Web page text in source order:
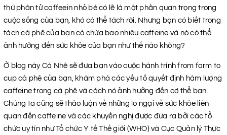
thứ phân tử caffeein nhỏ bé có lẽ là một phần quan trọng trong
cuộc sống của bạn, khó có thể tách rời. Nhưng bạn có biết trong
tách cà phê của bạn có chứa bao nhiêu caffeine và nó có thể
ảnh hưởng đến sức khỏe của bạn như thế nào không?
Ở blog này Cà Nhê sẽ đưa bạn vào cuộc hành trình from farm to
cup cà phê của bạn, khám phá các yếu tố quyết định hàm lượng
caffeine trong cà phê và cách nó ảnh hưởng đến cơ thể bạn.
Chúng ta cũng sẽ thảo luận về những lo ngại về sức khỏe liên
quan đến caffeine và các khuyến nghị được đưa ra bởi các tổ
chức uy tín như Tổ chức Y tế Thế giới (WHO) và Cục Quản lý Thực